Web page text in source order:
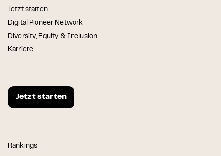
Jetzt starten
Digital Pioneer Network
Diversity, Equity & Inclusion
Karriere
Jetzt starten
Rankings